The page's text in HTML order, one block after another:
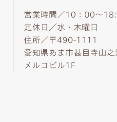
営業時間／10：00～
定休日／水・木曜日
住所／〒490-1111
愛知県あま市甚目寺山
メルコビル1F